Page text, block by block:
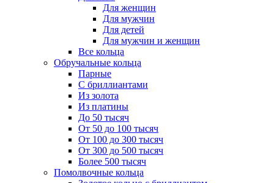
Для женщин
Для мужчин
Для детей
Для мужчин и женщин
Все кольца
Обручальные кольца
Парные
С бриллиантами
Из золота
Из платины
До 50 тысяч
От 50 до 100 тысяч
От 100 до 300 тысяч
От 300 до 500 тысяч
Более 500 тысяч
Помолвочные кольца